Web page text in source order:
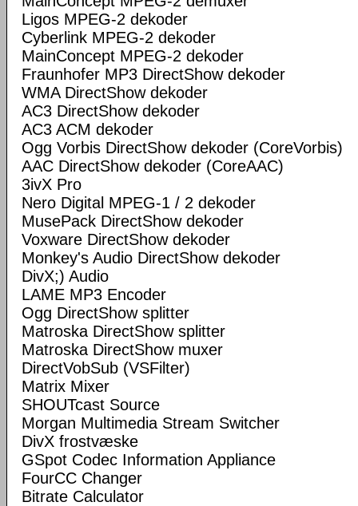
Ligos MPEG-2 dekoder
Cyberlink MPEG-2 dekoder
MainConcept MPEG-2 dekoder
Fraunhofer MP3 DirectShow dekoder
WMA DirectShow dekoder
AC3 DirectShow dekoder
AC3 ACM dekoder
Ogg Vorbis DirectShow dekoder (CoreVorbis)
AAC DirectShow dekoder (CoreAAC)
3ivX Pro
Nero Digital MPEG-1 / 2 dekoder
MusePack DirectShow dekoder
Voxware DirectShow dekoder
Monkey's Audio DirectShow dekoder
DivX;) Audio
LAME MP3 Encoder
Ogg DirectShow splitter
Matroska DirectShow splitter
Matroska DirectShow muxer
DirectVobSub (VSFilter)
Matrix Mixer
SHOUTcast Source
Morgan Multimedia Stream Switcher
DivX frostvæske
GSpot Codec Information Appliance
FourCC Changer
Bitrate Calculator